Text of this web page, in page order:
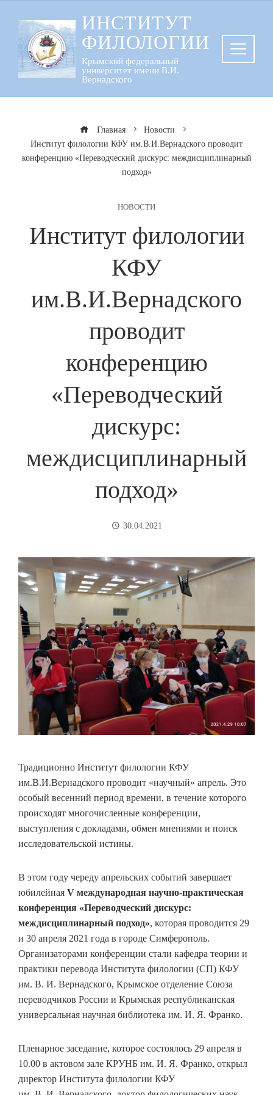
содержанию
ИНСТИТУТ
ФИЛОЛОГИИ
Крымский федеральный
университет имени В.И.
Вернадского
Главная
Новости
Институт филологии КФУ им.В.И.Вернадского проводит
конференцию «Переводческий дискурс: междисциплинарный
подход»
НОВОСТИ
Институт филологии
КФУ
им.В.И.Вернадского
проводит
конференцию
«Переводческий
дискурс:
междисциплинарный
подход»
30.04.2021
Традиционно Институт филологии КФУ
им.В.И.Вернадского проводит «научный» апрель. Это
особый весенний период времени, в течение которого
происходят многочисленные конференции,
выступления с докладами, обмен мнениями и поиск
исследовательской истины.
В этом году череду апрельских событий завершает
юбилейная V международная научно-практическая
конференция «Переводческий дискурс:
междисциплинарный подход», которая проводится 29
и 30 апреля 2021 года в городе Симферополь.
Организаторами конференции стали кафедра теории и
практики перевода Института филологии (СП) КФУ
им. В. И. Вернадского, Крымское отделение Союза
переводчиков России и Крымская республиканская
универсальная научная библиотека им. И. Я. Франко.
Пленарное заседание, которое состоялось 29 апреля в
10.00 в актовом зале КРУНБ им. И. Я. Франко, открыл
директор Института филологии КФУ